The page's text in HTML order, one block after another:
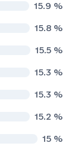
15.9 %
15.8 %
15.5 %
15.3 %
15.3 %
15.2 %
15 %